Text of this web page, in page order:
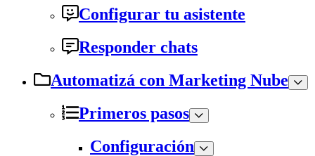
Configurar tu asistente
Responder chats
Automatizá con Marketing Nube
Primeros pasos
Configuración